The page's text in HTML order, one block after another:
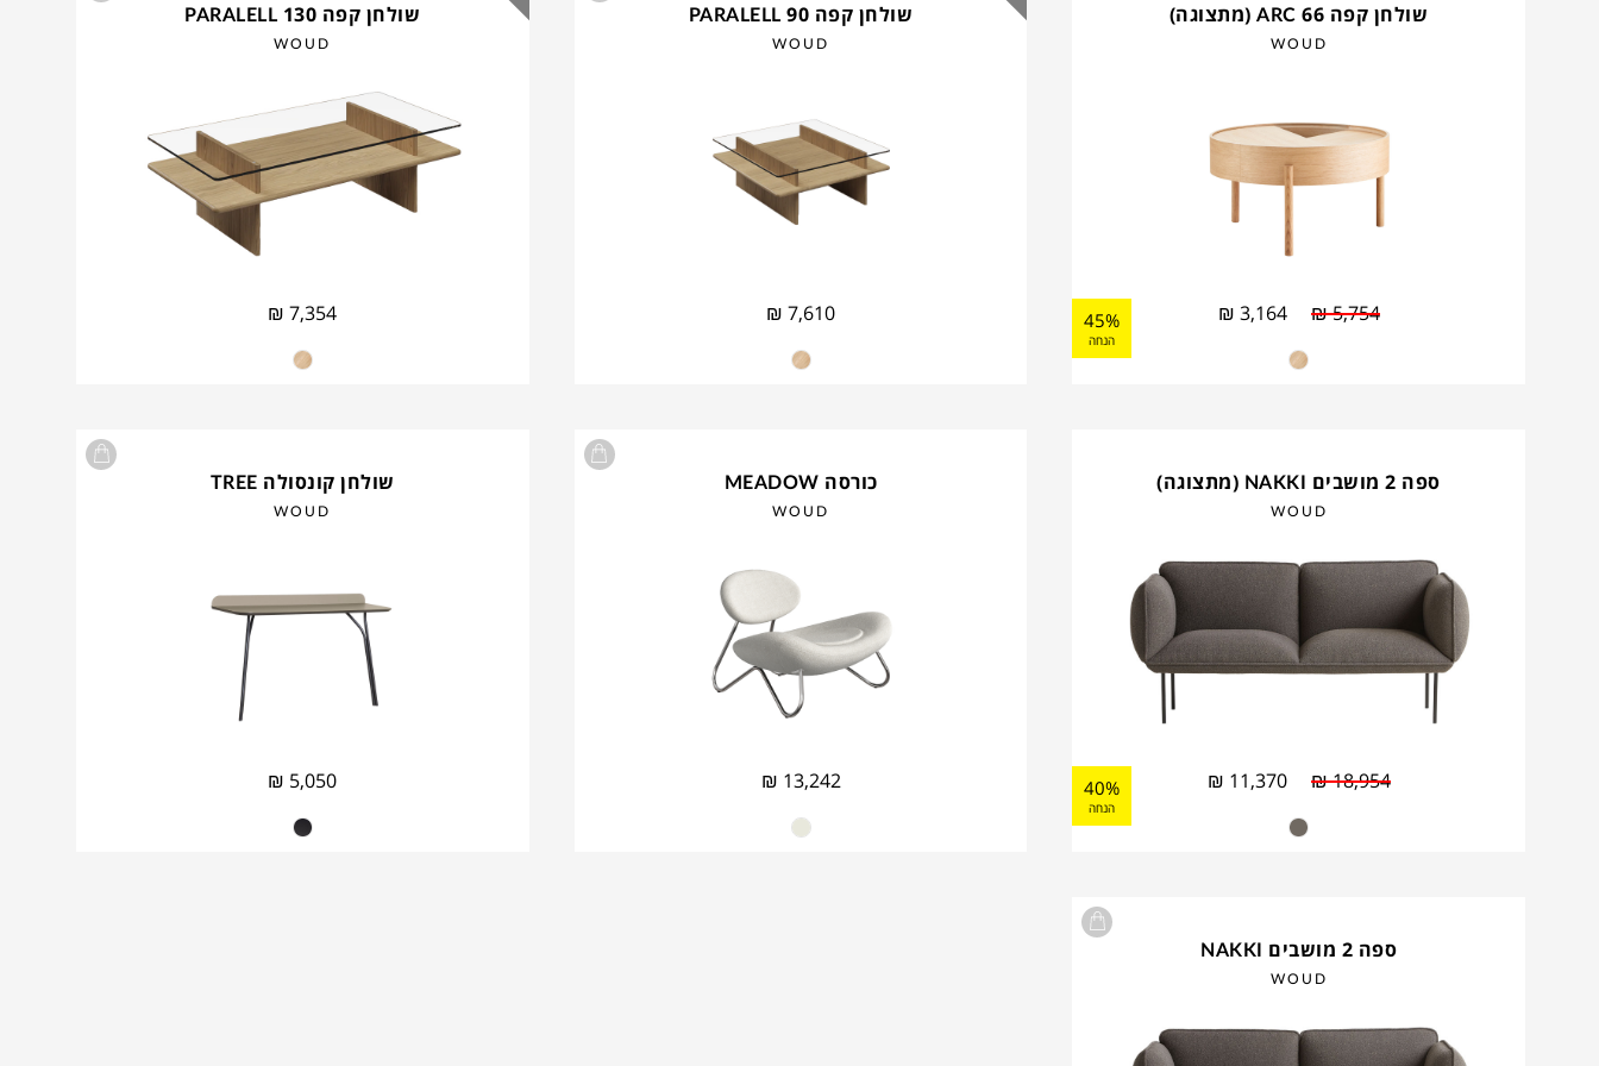
שולחן קפה ARC 66 (מתצוגה)
WOUD
₪5,754
₪ 3,164
45%
הנחה
שולחן קפה PARALELL 90
WOUD
₪ 7,610
שולחן קפה PARALELL 130
WOUD
₪ 7,354
ספה 2 מושבים NAKKI (מתצוגה)
WOUD
₪18,954
₪ 11,370
40%
הנחה
כורסה MEADOW
WOUD
₪ 13,242
שולחן קונסולה TREE
WOUD
₪ 5,050
ספה 2 מושבים NAKKI
WOUD